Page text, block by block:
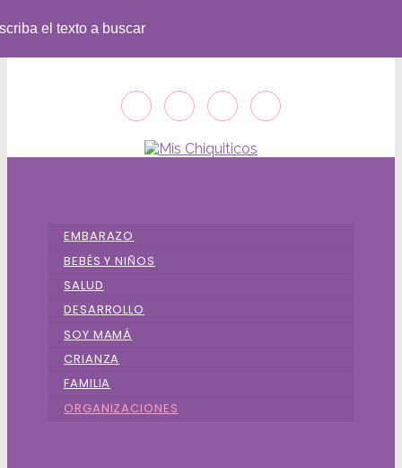
Saltar
al
contenido
DIRECTORIO HIJOS Y FAMILIA
EMBARAZO
BEBÉS Y NIÑOS
SALUD
DESARROLLO
SOY MAMÁ
CRIANZA
FAMILIA
ORGANIZACIONES